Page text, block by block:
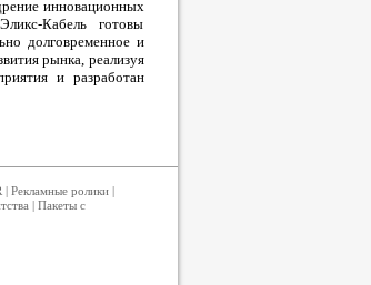
инновационных
Кабель готовы
долговременное и
рынка, реализуя
и разработан
Рекламные ролики|
Пакеты с